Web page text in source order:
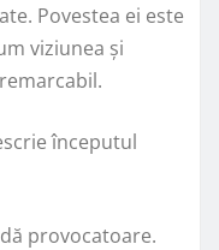
Povestea ei este
viziunea și
începutul
provocatoare.